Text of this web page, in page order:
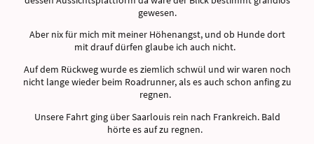
gewesen.
Aber nix für mich mit meiner Höhenangst, und ob Hunde dort
mit drauf dürfen glaube ich auch nicht.
Auf dem Rückweg wurde es ziemlich schwül und wir waren noch
nicht lange wieder beim Roadrunner, als es auch schon anfing zu
regnen.
Unsere Fahrt ging über Saarlouis rein nach Frankreich. Bald
hörte es auf zu regnen.